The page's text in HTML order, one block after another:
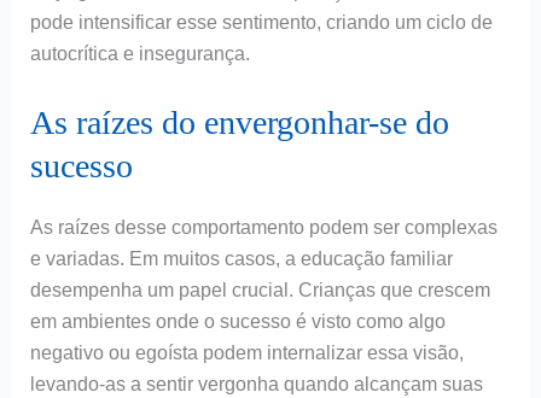
pode intensificar esse sentimento, criando um ciclo de
autocrítica e insegurança.
As raízes do envergonhar-se do
sucesso
As raízes desse comportamento podem ser complexas
e variadas. Em muitos casos, a educação familiar
desempenha um papel crucial. Crianças que crescem
em ambientes onde o sucesso é visto como algo
negativo ou egoísta podem internalizar essa visão,
levando-as a sentir vergonha quando alcançam suas